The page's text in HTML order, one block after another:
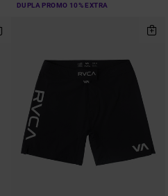
DUPLA PROMO 10% EXTRA